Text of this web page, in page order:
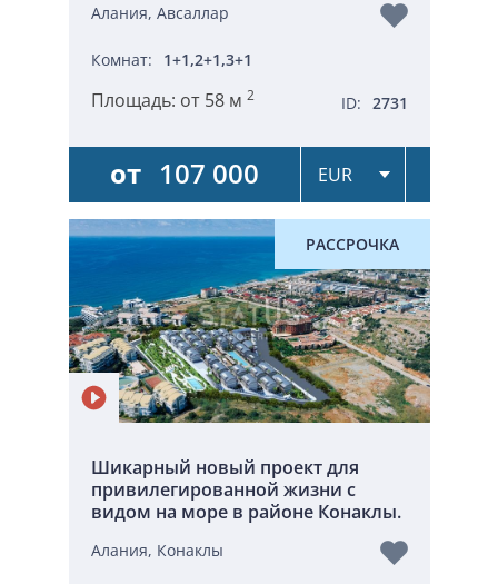
Алания, Авсаллар
Комнат: 1+1,2+1,3+1
Площадь: от 58 м 2 ID: 2731
от 107 000
РАССРОЧКА
Шикарный новый проект для
привилегированной жизни с
видом на море в районе Конаклы.
Алания, Конаклы